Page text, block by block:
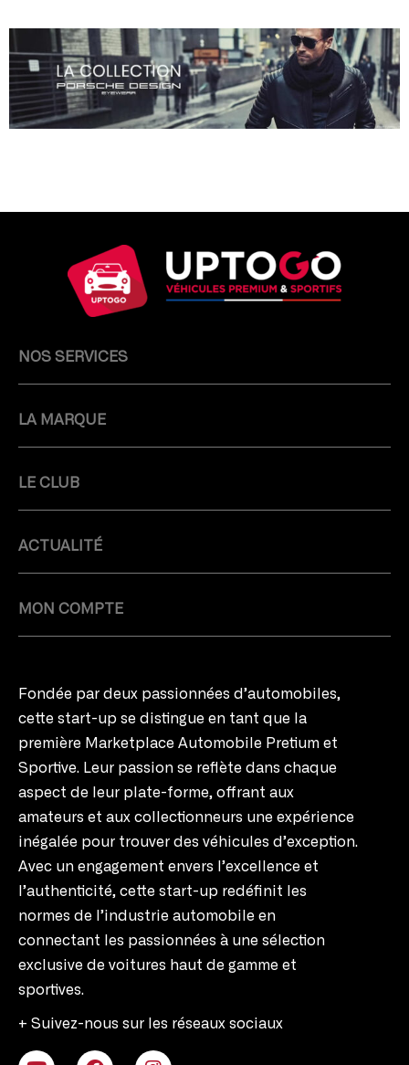
NOS SERVICES
LA MARQUE
LE CLUB
ACTUALITÉ
MON COMPTE
Fondée par deux passionnées d’automobiles,
cette start-up se distingue en tant que la
première Marketplace Automobile Pretium et
Sportive. Leur passion se reflète dans chaque
aspect de leur plate-forme, offrant aux
amateurs et aux collectionneurs une expérience
inégalée pour trouver des véhicules d’exception.
Avec un engagement envers l’excellence et
l’authenticité, cette start-up redéfinit les
normes de l’industrie automobile en
connectant les passionnées à une sélection
exclusive de voitures haut de gamme et
sportives.
+ Suivez-nous sur les réseaux sociaux